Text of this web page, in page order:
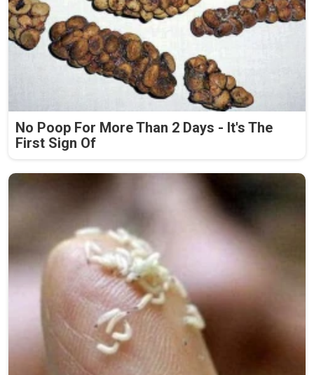
No Poop For More Than 2 Days - It's The
First Sign Of